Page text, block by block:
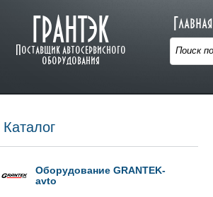
ГРАНТЭК
Поставщик автосервисного
оборудования
Главная
Каталог
Оборудование GRANTEK-
avto